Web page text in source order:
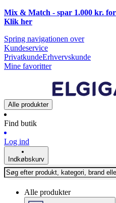
Mix & Match - spar 1.000 kr.
Klik her
Spring navigationen over
Kundeservice
PrivatkundeErhvervskunde
Mine favoritter
Alle produkter
Find butik
Log ind
Indkøbskurv
Alle produkter